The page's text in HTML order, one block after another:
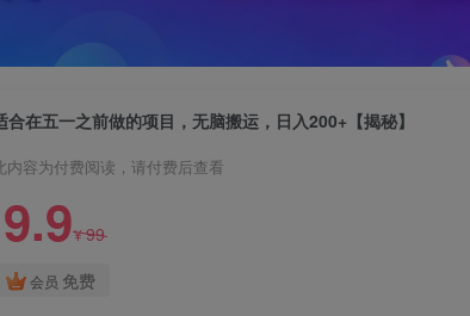
合在五一之前做的项目，无脑搬运，日入200+【揭秘】
内容为付费阅读，请付费后查看
9.9¥99
会员 免费